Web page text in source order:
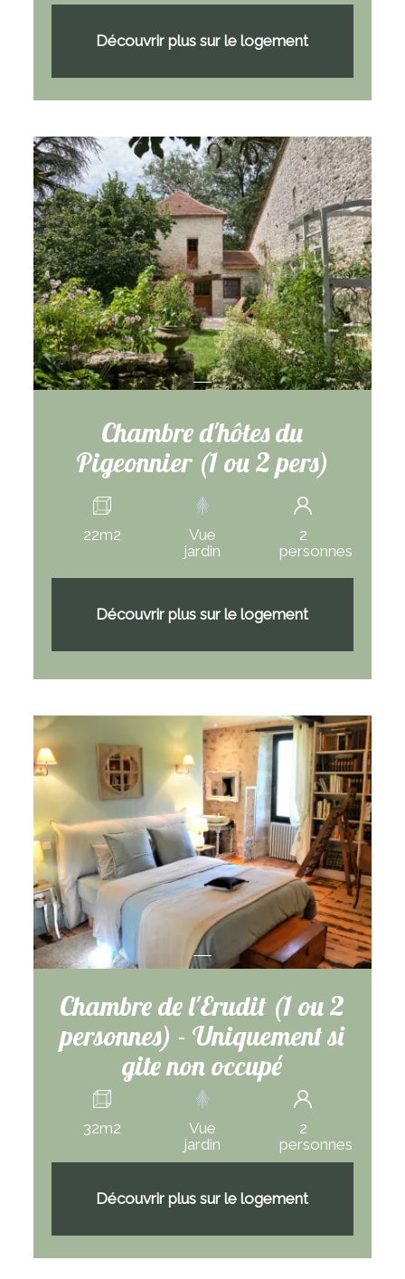
Découvrir plus sur le logement
Chambre d'hôtes du
Pigeonnier (1 ou 2 pers)
22m2
Vue
jardin
2
personnes
Découvrir plus sur le logement
Chambre de l'Erudit (1 ou 2
personnes) - Uniquement si
gite non occupé
32m2
Vue
jardin
2
personnes
Découvrir plus sur le logement